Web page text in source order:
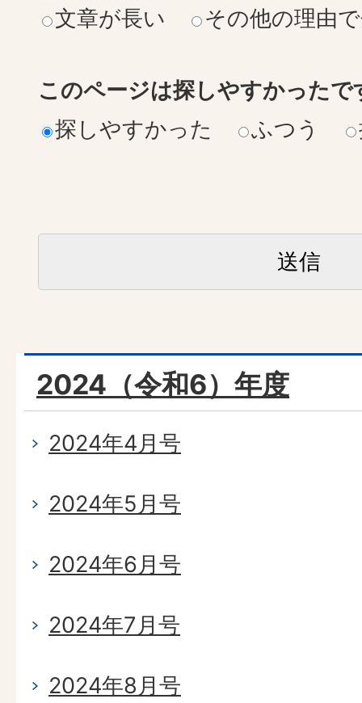
文章が長い
その他の理由
このページは探しやすかったで
探しやすかった
ふつう
2024（令和6）年度
2024年4月号
2024年5月号
2024年6月号
2024年7月号
2024年8月号